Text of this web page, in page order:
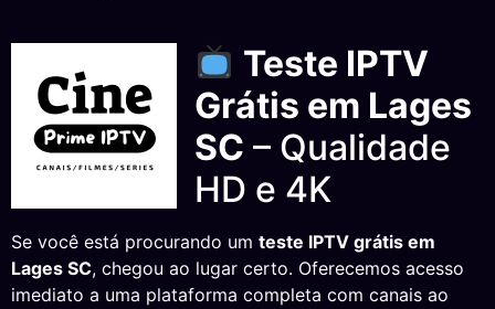
Teste IPTV
Grátis em Lages
SC – Qualidade
HD e 4K
Se você está procurando um teste IPTV grátis em
Lages SC, chegou ao lugar certo. Oferecemos acesso
imediato a uma plataforma completa com canais ao